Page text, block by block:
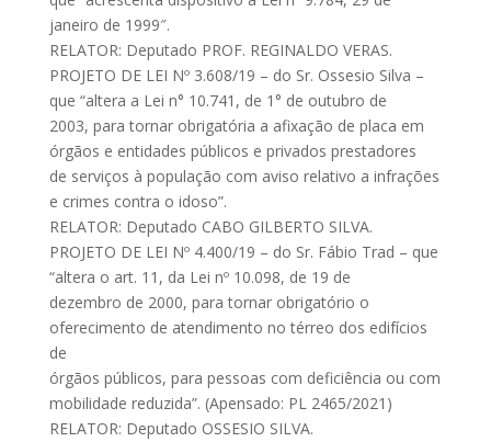
janeiro de 1999″.
RELATOR: Deputado PROF. REGINALDO VERAS.
PROJETO DE LEI Nº 3.608/19 – do Sr. Ossesio Silva –
que “altera a Lei n° 10.741, de 1° de outubro de
2003, para tornar obrigatória a afixação de placa em
órgãos e entidades públicos e privados prestadores
de serviços à população com aviso relativo a infrações
e crimes contra o idoso”.
RELATOR: Deputado CABO GILBERTO SILVA.
PROJETO DE LEI Nº 4.400/19 – do Sr. Fábio Trad – que
“altera o art. 11, da Lei nº 10.098, de 19 de
dezembro de 2000, para tornar obrigatório o
oferecimento de atendimento no térreo dos edifícios
de
órgãos públicos, para pessoas com deficiência ou com
mobilidade reduzida”. (Apensado: PL 2465/2021)
RELATOR: Deputado OSSESIO SILVA.